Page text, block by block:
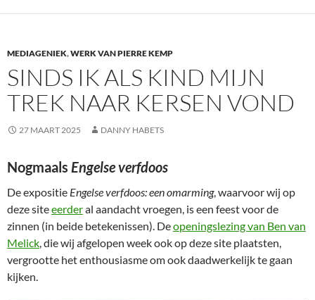
MEDIAGENIEK,WERK VAN PIERRE KEMP
SINDS IK ALS KIND MIJN
TREK NAAR KERSEN VOND
27 MAART 2025 DANNY HABETS
Nogmaals Engelse verfdoos
De expositie Engelse verfdoos: een omarming, waarvoor wij op
deze siteeerderal aandacht vroegen, is een feest voor de
zinnen (in beide betekenissen). Deopeningslezing van Ben van
Melick, die wij afgelopen week ook op deze site plaatsten,
vergrootte het enthousiasme om ook daadwerkelijk te gaan
kijken.